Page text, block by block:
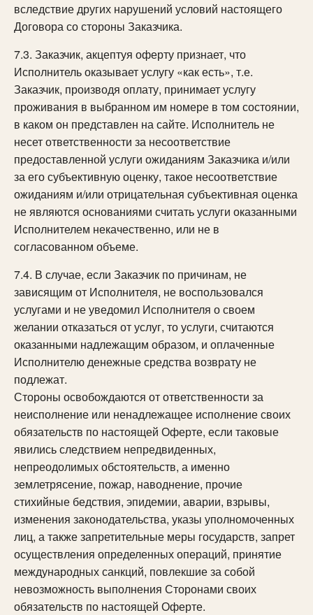
вследствие других нарушений условий настоящего
Договора со стороны Заказчика.
7.3. Заказчик, акцептуя оферту признает, что
Исполнитель оказывает услугу «как есть», т.е.
Заказчик, производя оплату, принимает услугу
проживания в выбранном им номере в том состоянии,
в каком он представлен на сайте. Исполнитель не
несет ответственности за несоответствие
предоставленной услуги ожиданиям Заказчика и/или
за его субъективную оценку, такое несоответствие
ожиданиям и/или отрицательная субъективная оценка
не являются основаниями считать услуги оказанными
Исполнителем некачественно, или не в
согласованном объеме.
7.4. В случае, если Заказчик по причинам, не
зависящим от Исполнителя, не воспользовался
услугами и не уведомил Исполнителя о своем
желании отказаться от услуг, то услуги, считаются
оказанными надлежащим образом, и оплаченные
Исполнителю денежные средства возврату не
подлежат.
Стороны освобождаются от ответственности за
неисполнение или ненадлежащее исполнение своих
обязательств по настоящей Оферте, если таковые
явились следствием непредвиденных,
непреодолимых обстоятельств, а именно
землетрясение, пожар, наводнение, прочие
стихийные бедствия, эпидемии, аварии, взрывы,
изменения законодательства, указы уполномоченных
лиц, а также запретительные меры государств, запрет
осуществления определенных операций, принятие
международных санкций, повлекшие за собой
невозможность выполнения Сторонами своих
обязательств по настоящей Оферте.